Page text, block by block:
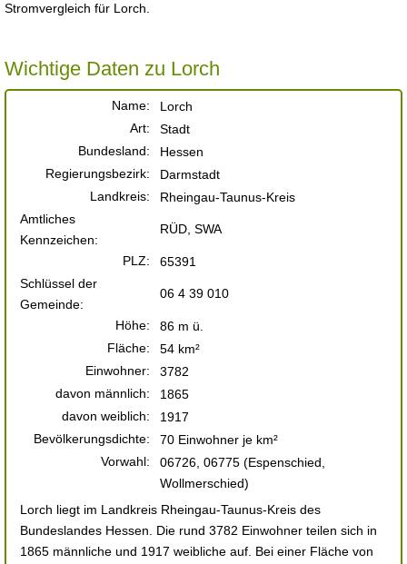
Stromvergleich für Lorch.
Wichtige Daten zu Lorch
Name:
Lorch
Art:
Stadt
Bundesland:
Hessen
Regierungsbezirk:
Darmstadt
Landkreis:
Rheingau-Taunus-Kreis
Amtliches
Kennzeichen:
RÜD, SWA
PLZ:
65391
Schlüssel der
Gemeinde:
06 4 39 010
Höhe:
86 m ü.
Fläche:
54 km²
Einwohner:
3782
davon männlich:
1865
davon weiblich:
1917
Bevölkerungsdichte:
70 Einwohner je km²
Vorwahl:
06726, 06775 (Espenschied,
Wollmerschied)
Lorch liegt im Landkreis Rheingau-Taunus-Kreis des
Bundeslandes Hessen. Die rund 3782 Einwohner teilen sich in
1865 männliche und 1917 weibliche auf. Bei einer Fläche von